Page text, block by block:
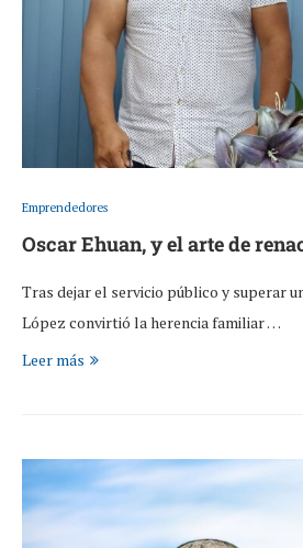
Emprendedores
Oscar Ehuan, y el arte de
Tras dejar el servicio público y superar
López convirtió la herencia familiar …
Leer más